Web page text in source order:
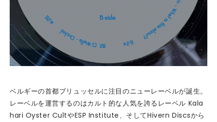
ベルギーの首都ブリュッセルに注目のニューレーベルが誕生。
レーベルを運営するのはカルト的な人気を誇るレーベル Kala
hari Oyster CultやESP Institute、そしてHivern Discsから